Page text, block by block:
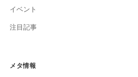
イベント
注目記事
メタ情報